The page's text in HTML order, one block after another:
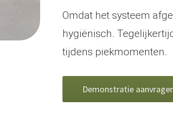
Omdat het systeem
hygiënisch.
tijdens piekmomenten.
Demonstratie